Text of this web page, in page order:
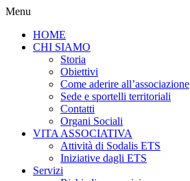
Menu
HOME
CHI SIAMO
Storia
Obiettivi
Come aderire all’associazione
Sede e sportelli territoriali
Contatti
Organi Sociali
VITA ASSOCIATIVA
Attività di Sodalis ETS
Iniziative dagli ETS
Servizi